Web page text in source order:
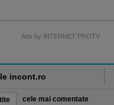
Ads by INTERNET PROTV
incont.ro
cele mai comentate